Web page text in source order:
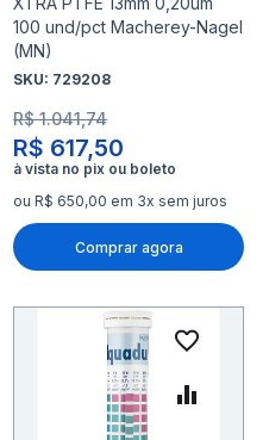
100 und/pct Macherey-Nagel
(MN)
SKU: 729208
R$ 617,50
R$ 1.041,74
ou R$ 650,00 em 3x sem juros
Comprar agora
à lista de
para Comparar